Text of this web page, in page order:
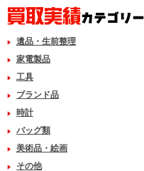
遺品・生前整理
家電製品
工具
ブランド品
時計
バッグ類
美術品・絵画
その他